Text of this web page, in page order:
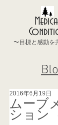
〜目標と感動を
ムーブ
ション
2016年6月19日